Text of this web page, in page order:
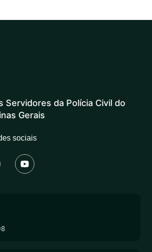
Servidores da Polícia Civil do
Gerais
sociais